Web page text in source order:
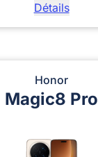
Détails
Honor
Magic8 Pro